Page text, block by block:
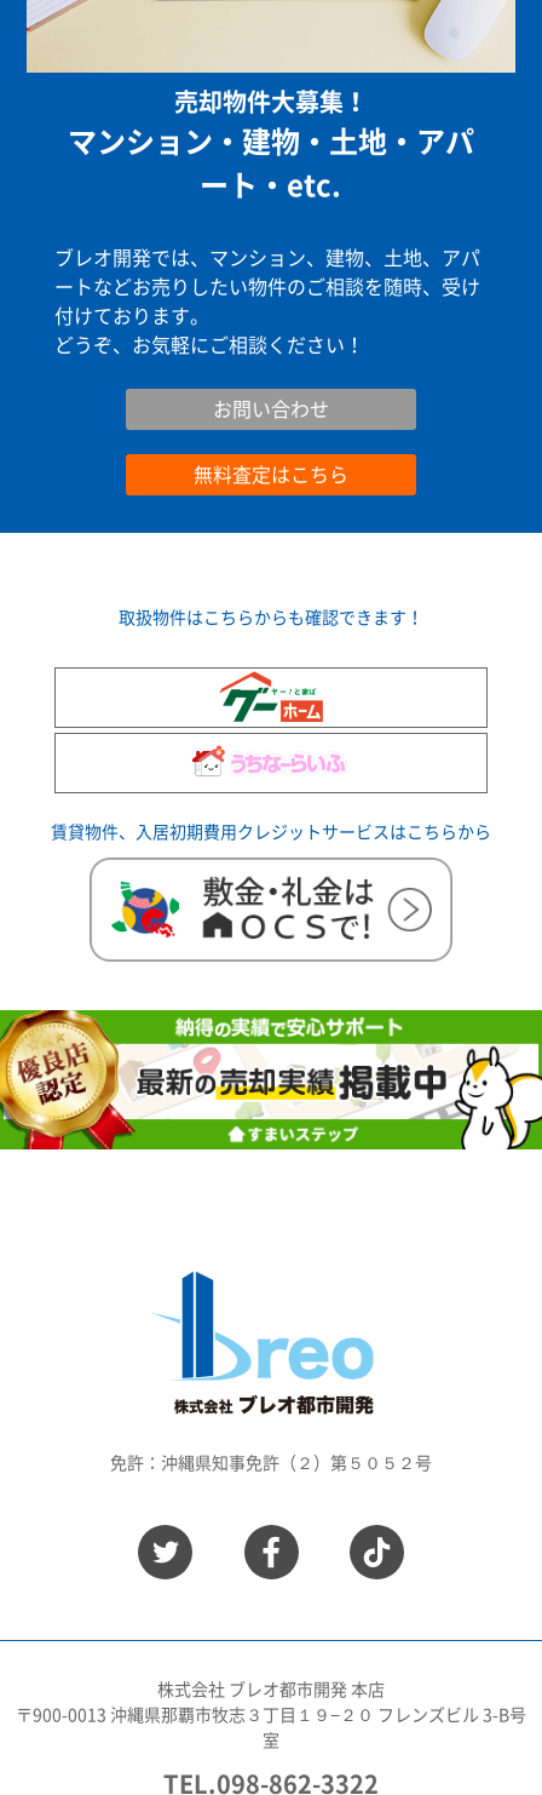
売却物件大募集！
マンション・建物・土地・アパ
ート・etc.
ブレオ開発では、マンション、建物、土地、アパ
ートなどお売りしたい物件のご相談を随時、受け
付けております。
どうぞ、お気軽にご相談ください！
お問い合わせ
無料査定はこちら
取扱物件はこちらからも確認できます！
賃貸物件、入居初期費用クレジットサービスはこちらから
免許：沖縄県知事免許（２）第５０５２号
株式会社 ブレオ都市開発 本店
〒900-0013 沖縄県那覇市牧志３丁目１９−２０ フレンズビル 3-B号
室
TEL.098-862-3322